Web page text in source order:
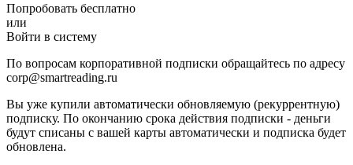
Попробовать бесплатно
или
Войти в систему
По вопросам корпоративной подписки обращайтесь по адресу
corp@smartreading.ru
Вы уже купили автоматически обновляемую (рекуррентную)
подписку. По окончанию срока действия подписки - деньги
будут списаны с вашей карты автоматически и подписка будет
обновлена.